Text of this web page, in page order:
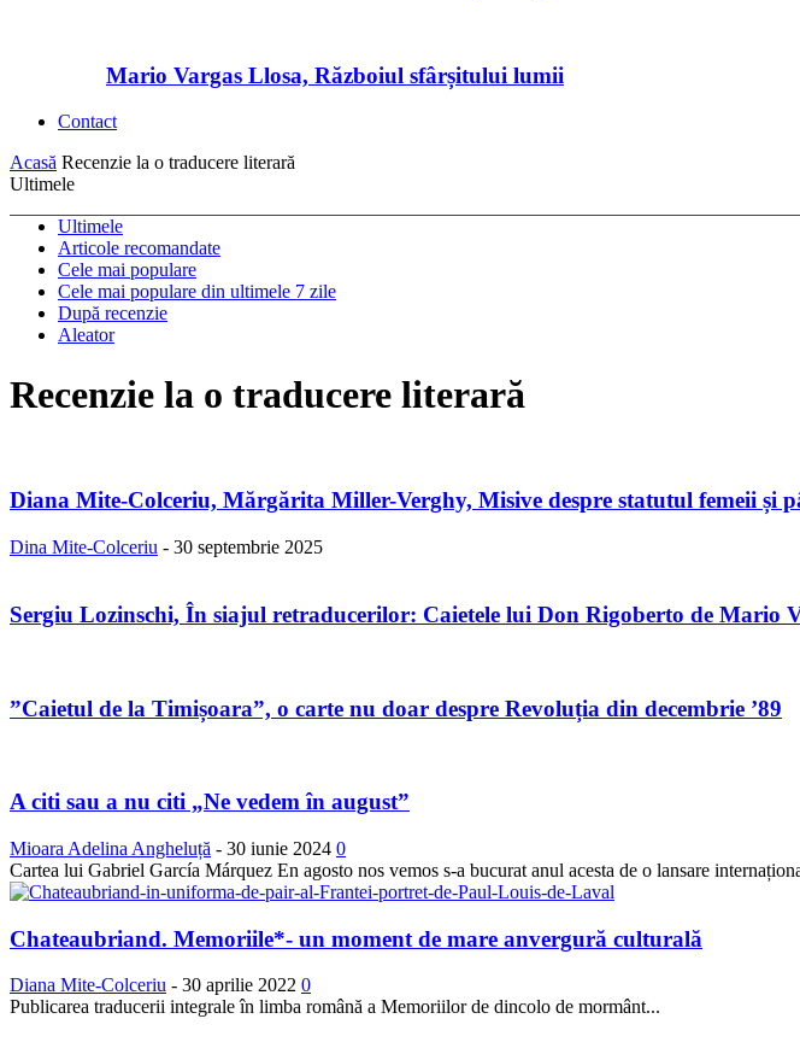
Mario Vargas Llosa, Războiul sfârșitului lumii
Contact
Acasă Recenzie la o traducere literară
Ultimele
Ultimele
Articole recomandate
Cele mai populare
Cele mai populare din ultimele 7 zile
După recenzie
Aleator
Recenzie la o traducere literară
Diana Mite-Colceriu, Mărgărita Miller-Verghy, Misive despre statutul femeii și
Dina Mite-Colceriu - 30 septembrie 2025
Sergiu Lozinschi, În siajul retraducerilor: Caietele lui Don Rigoberto de Mario
”Caietul de la Timișoara”, o carte nu doar despre Revoluția din decembrie ʼ89
A citi sau a nu citi „Ne vedem în august”
Mioara Adelina Angheluță - 30 iunie 2024 0
Cartea lui Gabriel García Márquez En agosto nos vemos s-a bucurat anul acesta de o lansare
Chateaubriand. Memoriile*- un moment de mare anvergură culturală
Diana Mite-Colceriu - 30 aprilie 2022 0
Publicarea traducerii integrale în limba română a Memoriilor de dincolo de mormânt...